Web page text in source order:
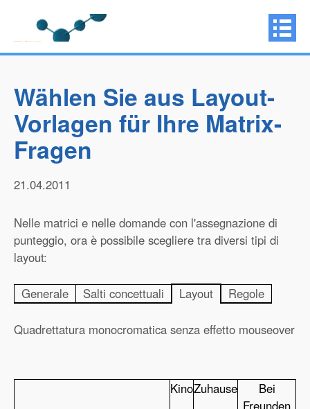
Wählen Sie aus Layout-
Vorlagen für Ihre Matrix-
Fragen
21.04.2011
Nelle matrici e nelle domande con l'assegnazione di
punteggio, ora è possibile scegliere tra diversi tipi di
layout:
Generale Salti concettuali Layout Regole
Quadrettatura monocromatica senza effetto mouseover
KinoZuhause
Bei
Freunden